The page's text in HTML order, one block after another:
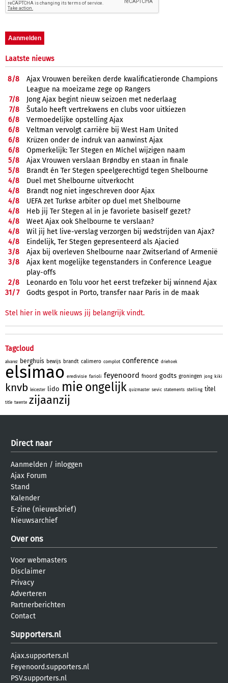
Laatste nieuws
8/8
Ajax Vrouwen bereiken derde kwalificatieronde Champions
League na moeizame zege op Rangers
7/8
Jong Ajax begint nieuw seizoen met nederlaag
7/8
Šutalo heeft vertrekwens en clubs voor uitkiezen
6/8
Vermoedelijke opstelling Ajax
6/8
Veltman vervolgt carrière bij West Ham United
6/8
Krüzen onder de indruk van aanwinst Ajax
6/8
Opmerkelijk: Ter Stegen en Míchel wijzigen naam
5/8
Ajax Vrouwen verslaan Brøndby en staan in finale
5/8
Brandt én Ter Stegen speelgerechtigd tegen Shelbourne
4/8
Duel met Shelbourne uitverkocht
4/8
Brandt nog niet ingeschreven door Ajax
4/8
UEFA zet Turkse arbiter op duel met Shelbourne
4/8
Heb jij Ter Stegen al in je favoriete basiself gezet?
4/8
Weet Ajax ook Shelbourne te verslaan?
4/8
Wil jij het live-verslag verzorgen bij wedstrijden van Ajax?
4/8
Eindelijk, Ter Stegen gepresenteerd als Ajacied
3/8
Ajax bij overleven Shelbourne naar Zwitserland of Armenië
3/8
Ajax kent mogelijke tegenstanders in Conference League
play-offs
2/8
Leonardo en Tolu voor het eerst trefzeker bij winnend Ajax
31/7 Godts gespot in Porto, transfer naar Paris in de maak
Stel hier in welk nieuws jij belangrijk vindt.
Tagcloud
alvarez berghuis bewijs brandt calimero complot conference driehoek
elsimao eredivisie farioli feyenoord fnoord godts groningen jong kiki
knvb leicester lido mie ongelijk quizmaster sevic statements stelling titel
title twente zijaanzij
Direct naar
Aanmelden / inloggen
Ajax Forum
Stand
Kalender
E-zine (nieuwsbrief)
Nieuwsarchief
Over ons
Voor webmasters
Disclaimer
Privacy
Adverteren
Partnerberichten
Contact
Supporters.nl
Ajax.supporters.nl
Feyenoord.supporters.nl
PSV.supporters.nl